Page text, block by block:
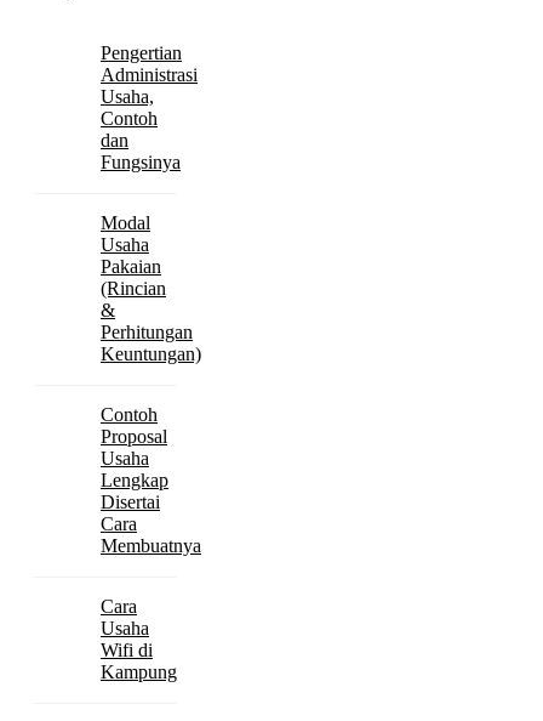
Pengertian
Administrasi
Usaha,
Contoh
dan
Fungsinya
Modal
Usaha
Pakaian
(Rincian
&
Perhitungan
Keuntungan)
Contoh
Proposal
Usaha
Lengkap
Disertai
Cara
Membuatnya
Cara
Usaha
Wifi di
Kampung